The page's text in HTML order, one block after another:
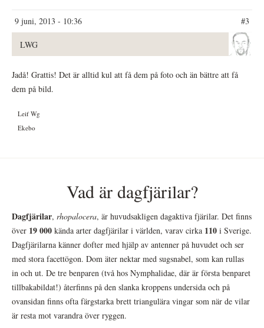
9 juni, 2013 - 10:36 #3
LWG
Jadå! Grattis! Det är alltid kul att få dem på foto och än bättre att få
dem på bild.
Leif Wg
Ekebo
Vad är dagfjärilar?
Dagfjärilar, rhopalocera, är huvudsakligen dagaktiva fjärilar. Det finns
över 19 000 kända arter dagfjärilar i världen, varav cirka 110 i Sverige.
Dagfjärilarna känner dofter med hjälp av antenner på huvudet och ser
med stora facettögon. Dom äter nektar med sugsnabel, som kan rullas
in och ut. De tre benparen (två hos Nymphalidae, där är första benparet
tillbakabildat!) återfinns på den slanka kroppens undersida och på
ovansidan finns ofta färgstarka brett triangulära vingar som när de vilar
är resta mot varandra över ryggen.